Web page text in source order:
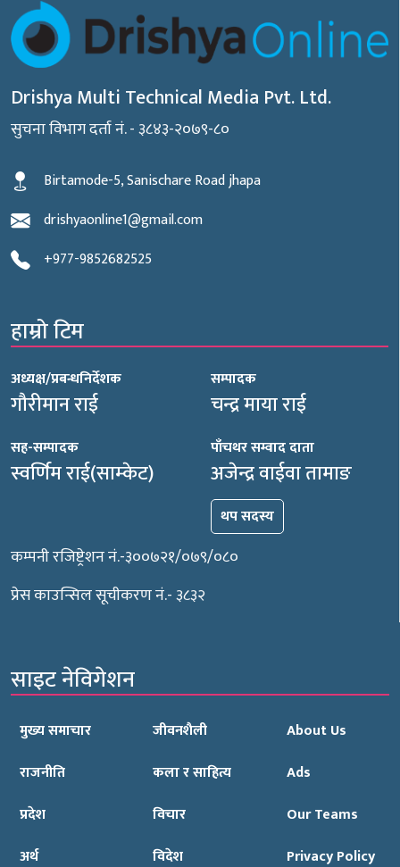
Drishya Multi Technical Media Pvt. Ltd.
सुचना विभाग दर्ता नं. - ३८४३-२०७९-८०
Birtamode-5, Sanischare Road jhapa
drishyaonline1@gmail.com
+977-9852682525
हाम्रो टिम
अध्यक्ष/प्रबन्धनिर्देशक
गौरीमान राई
सम्पादक
चन्द्र माया राई
सह-सम्पादक
स्वर्णिम राई(साम्केट)
पाँचथर सम्वाद दाता
अजेन्द्र वाईवा तामाङ
थप सदस्य
कम्पनी रजिष्ट्रेशन नं.-३००७२१/०७९/०८०
प्रेस काउन्सिल सूचीकरण नं.- ३८३२
साइट नेविगेशन
मुख्य समाचार
राजनीति
प्रदेश
अर्थ
जीवनशैली
कला र साहित्य
विचार
विदेश
About Us
Ads
Our Teams
Privacy Policy